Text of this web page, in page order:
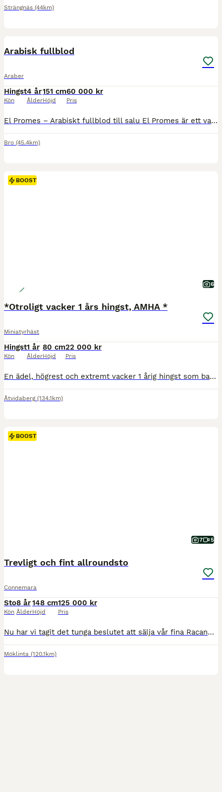
Strängnäs (44km)
Arabisk fullblod
Araber
Hingst
Kön
4 år
Ålder
151 cm
Höjd
60 000 kr
Pris
El Promes – Arabiskt fullblod till salu El Promes är ett vackert arabiskt fullblod, 4 år gammal, med ett lugnt och vänligt temperament. Han är en hingst med mycket god hantering och passar dig som sö
Bro (45.4km)
BOOST
6
*Otroligt vacker 1 års hingst, AMHA *
Miniatyrhäst
Hingst
Kön
1 år
Ålder
80 cm
Höjd
22 000 kr
Pris
En ädel, högrest och extremt vacker 1 årig hingst som bara blir bättre och bättre. Något för den kräsne som letar efter det lilla extra, körning ,avel,utställning. Fantastiskt psyke, trevlig I hantering,klippning,verkning mm Väldigt trygg i sig själv. Går just nu ensam på bete bredvid ston utan problem har respekt för eltråd. Mamman är såld men hans pappa finns här på
Åtvidaberg (134.1km)
BOOST
7 5
Trevligt och fint allroundsto
Connemara
Sto
Kön
8 år
Ålder
148 cm
Höjd
125 000 kr
Pris
Nu har vi tagit det tunga beslutet att sälja vår fina Racanna, även kallad ”Kannan”. Kannan importerades direkt från Irland i mars 2025. Hon är 8 år gammal och 148 cm, ej slutmätt. Hon är en pigg, positiv och känslig ponny. Därför söker hon nu en trygg, lugn och lite mer erfaren ryttare med god balans och känsla. Hon är inte utbildad/skolad men kan gå i form I skritt trav
Möklinta (120.1km)